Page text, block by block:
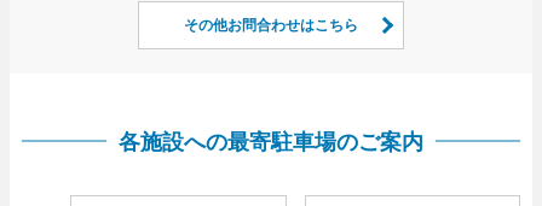
その他お問合わせはこちら
各施設への最寄駐車場のご案内